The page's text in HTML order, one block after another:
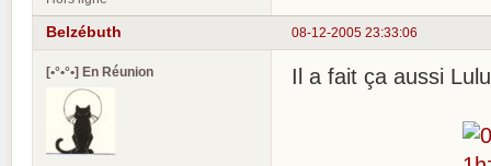
08-12-2005 23:33:06
Belzébuth
[•°•°•] En Réunion Il a fait ça aussi